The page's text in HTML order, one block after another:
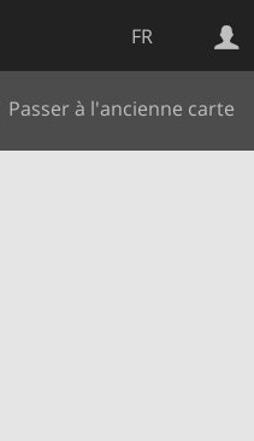
FR
Passer à l'ancienne carte